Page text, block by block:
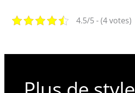
4.5/5 - (4 votes)